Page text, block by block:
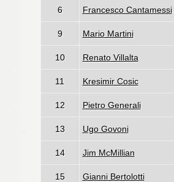
6 Francesco Cantamessi
9 Mario Martini
10 Renato Villalta
11 Kresimir Cosic
12 Pietro Generali
13 Ugo Govoni
14 Jim McMillian
15 Gianni Bertolotti